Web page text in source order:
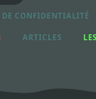
CONFIDENTIALITÉ
ARTICLES